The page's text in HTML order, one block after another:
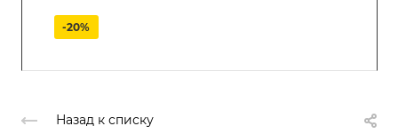
-20%
Назад к списку